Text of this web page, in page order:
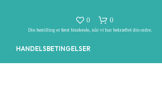
HANDELSBETINGELSER
0 0
Din bestilling er først bindende, når vi har bekræftet din ordre.